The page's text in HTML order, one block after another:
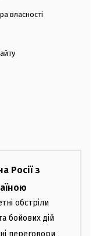
власності
Росії з
обстріли
бойових дій